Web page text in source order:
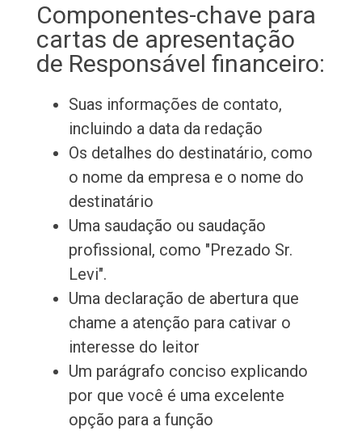
Componentes-chave para
cartas de apresentação
de Responsável financeiro:
Suas informações de contato,
incluindo a data da redação
Os detalhes do destinatário, como
o nome da empresa e o nome do
destinatário
Uma saudação ou saudação
profissional, como "Prezado Sr.
Levi".
Uma declaração de abertura que
chame a atenção para cativar o
interesse do leitor
Um parágrafo conciso explicando
por que você é uma excelente
opção para a função